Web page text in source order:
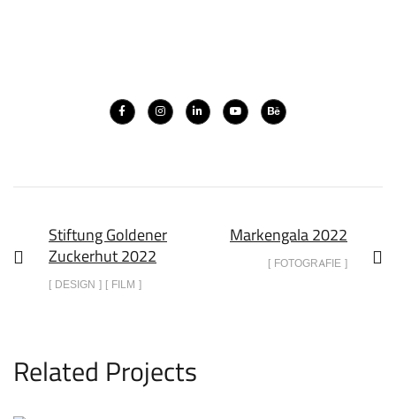
Stif­tung Gol­de­ner
Zucker­hut 2022
[ DESIGN ] [ FILM ]
Mar­ken­ga­la 2022
[ FOTOGRAFIE ]
Related Projects